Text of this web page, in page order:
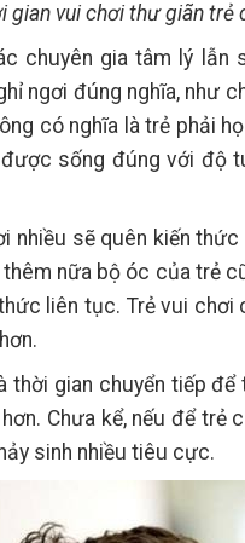
gian vui chơi thư giãn trẻ
chuyên gia tâm lý lẫn
ngơi đúng nghĩa, như
có nghĩa là trẻ phải
sống đúng với độ
nhiều sẽ quên kiến
nữa bộ óc của trẻ
liên tục. Trẻ vui
thời gian chuyển tiếp
Chưa kể, nếu để trẻ
sinh nhiều tiêu cực.